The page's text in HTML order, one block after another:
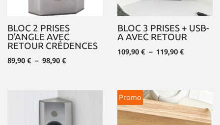
BLOC 2 PRISES
D’ANGLE AVEC
RETOUR CRÉDENCES
89,90 € – 98,90 €
BLOC 3 PRISES + USB-
A AVEC RETOUR
109,90 € – 119,90 €
Promo